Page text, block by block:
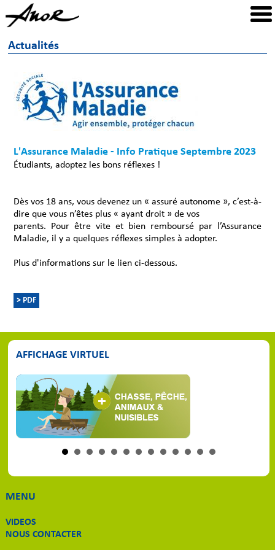
Actualités
L'Assurance Maladie - Info Pratique Septembre 2023
Étudiants, adoptez les bons réflexes !
Dès vos 18 ans, vous devenez un « assuré autonome », c’est-à-
dire que vous n’êtes plus « ayant droit » de vos
parents. Pour être vite et bien remboursé par l’Assurance
Maladie, il y a quelques réflexes simples à adopter.
Plus d'informations sur le lien ci-dessous.
> PDF
AFFICHAGE VIRTUEL
MENU
VIDEOS
NOUS CONTACTER